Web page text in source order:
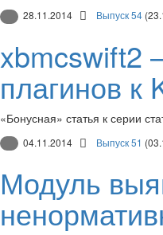
28.11.2014 Выпуск 54
xbmcswift2
плагинов к
«Бонусная» статья к серии
04.11.2014 Выпуск 51
Модуль